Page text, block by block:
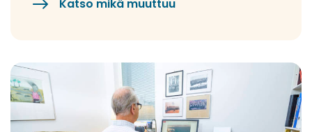
Katso mikä muuttuu